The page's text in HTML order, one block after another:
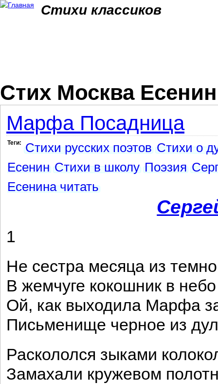
Стихи классиков
Стих Москва Есенин
Марфа Посадница
Теги: Стихи русских поэтов Стихи о
Есенин Стихи в школу Поэзия
Есенина читать
1
Не сестра месяца из
В жемчуге кокошник в
Ой, как выходила Марфа
Письменище черное из
Раскололся зыками
Замахали кружевом